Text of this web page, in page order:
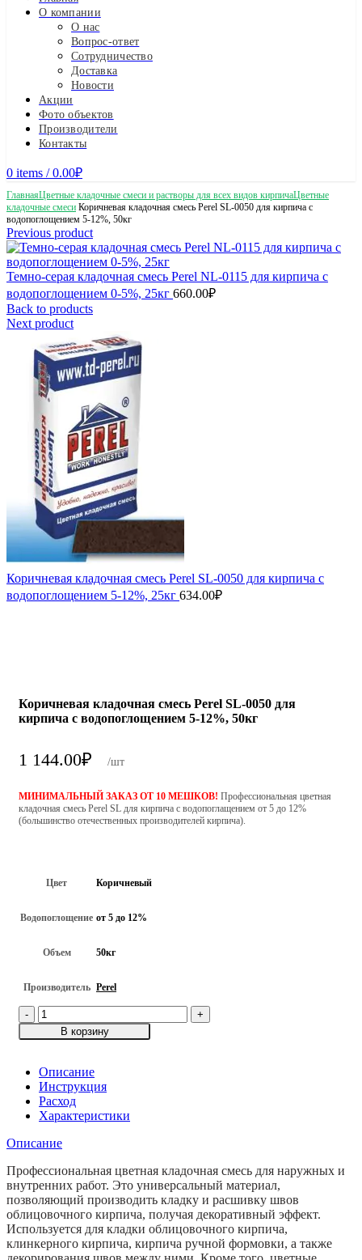
О компании
О нас
Вопрос-ответ
Сотрудничество
Доставка
Новости
Акции
Фото объектов
Производители
Контакты
0 items / 0.00₽
ГлавнаяЦветные кладочные смеси и растворы для всех видов кирпичаЦветные
кладочные смеси Коричневая кладочная смесь Perel SL-0050 для кирпича с
водопоглощением 5-12%, 50кг
Previous product
Темно-серая кладочная смесь Perel NL-0115 для кирпича с
водопоглощением 0-5%, 25кг 660.00₽
Back to products
Next product
Коричневая кладочная смесь Perel SL-0050 для кирпича с
водопоглощением 5-12%, 25кг 634.00₽
Коричневая кладочная смесь Perel SL-0050 для
кирпича с водопоглощением 5-12%, 50кг
1 144.00₽ /шт
МИНИМАЛЬНЫЙ ЗАКАЗ ОТ 10 МЕШКОВ! Профессиональная цветная
кладочная смесь Perel SL для кирпича с водопоглащением от 5 до 12%
(большинство отечественных производителей кирпича).
Цвет Коричневый
Водопоглощение от 5 до 12%
Объем 50кг
Производитель Perel
Количество
товара
Коричневая
смесь
Perel
SL-
0050
кирпича
водопоглощением
5-
12%,
50кг
В корзину
Описание
Инструкция
Расход
Характеристики
Описание
Профессиональная цветная кладочная смесь для наружных и
внутренних работ. Это универсальный материал,
позволяющий производить кладку и расшивку швов
облицовочного кирпича, получая декоративный эффект.
Используется для кладки облицовочного кирпича,
клинкерного кирпича, кирпича ручной формовки, а также